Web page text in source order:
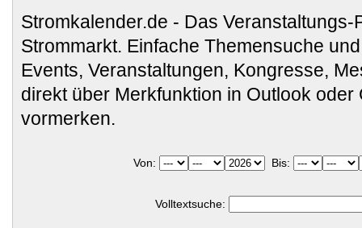
Stromkalender.de - Das Veranstaltungs-
Strommarkt. Einfache Themensuche
Events, Veranstaltungen, Kongresse,
direkt über Merkfunktion in Outlook oder
vormerken.
Von: Bis:
Volltextsuche: